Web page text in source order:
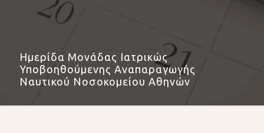
Ημερίδα Μονάδας Ιατρικώς
Υποβοηθούμενης Αναπαραγωγής
Ναυτικού Νοσοκομείου Αθηνών